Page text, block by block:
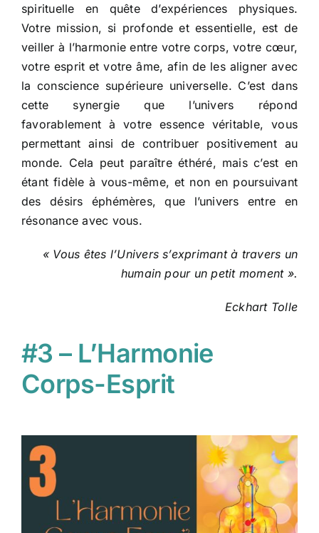
spirituelle en quête d’expériences physiques.
Votre mission, si profonde et essentielle, est de
veiller à l’harmonie entre votre corps, votre cœur,
votre esprit et votre âme, afin de les aligner avec
la conscience supérieure universelle. C’est dans
cette synergie que l’univers répond
favorablement à votre essence véritable, vous
permettant ainsi de contribuer positivement au
monde. Cela peut paraître éthéré, mais c’est en
étant fidèle à vous-même, et non en poursuivant
des désirs éphémères, que l’univers entre en
résonance avec vous.
« Vous êtes l’Univers s’exprimant à travers un
humain pour un petit moment ».
Eckhart Tolle
#3 – L’Harmonie
Corps-Esprit